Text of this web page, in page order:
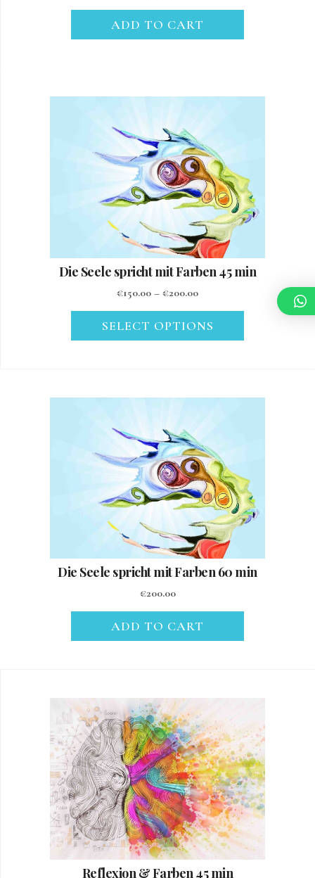
ADD TO CART
Die Seele spricht mit Farben 45 min
€150.00 – €200.00
SELECT OPTIONS
Die Seele spricht mit Farben 60 min
€200.00
ADD TO CART
Reflexion & Farben 45 min